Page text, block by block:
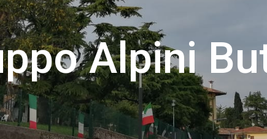
Alpini